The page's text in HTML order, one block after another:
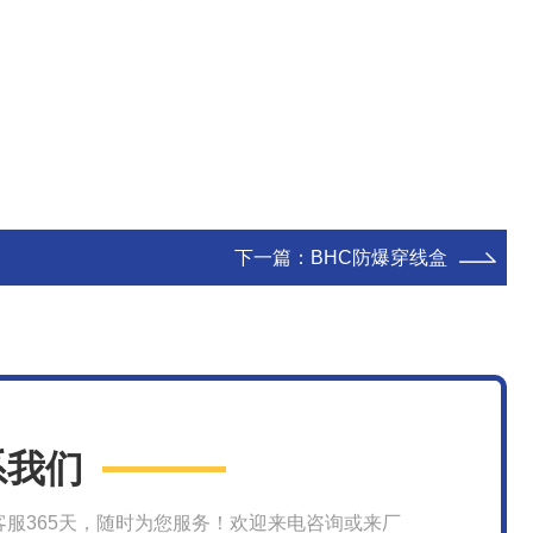
下一篇： BHC防爆穿线盒
们
服365天，随时为您服务！欢迎来电咨询或来厂